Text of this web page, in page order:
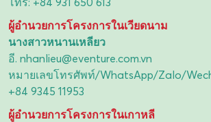
ผู้อำนวยการโครงการในเวียดนาม
นางสาวหนานเหลียว
อี. nhanlieu@eventure.com.vn
หมายเลขโทรศัพท์/WhatsApp/Zalo/
+84 9345 11953
ผู้อำนวยการโครงการในเกาหลี